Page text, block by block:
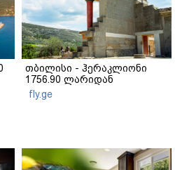
თბილისი - ჰერაკლიონი
1756.90 ლარიდან
fly.ge